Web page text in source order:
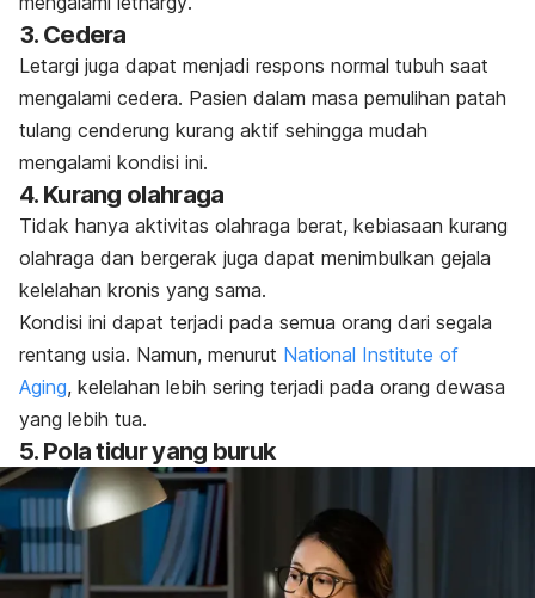
3. Cedera
Letargi juga dapat menjadi respons normal tubuh saat
mengalami cedera. Pasien dalam masa pemulihan patah
tulang cenderung kurang aktif sehingga mudah
mengalami kondisi ini.
4. Kurang olahraga
Tidak hanya aktivitas olahraga berat, kebiasaan kurang
olahraga dan bergerak juga dapat menimbulkan gejala
kelelahan kronis yang sama.
Kondisi ini dapat terjadi pada semua orang dari segala
rentang usia. Namun, menurut National Institute of
Aging, kelelahan lebih sering terjadi pada orang dewasa
yang lebih tua.
5. Pola tidur yang buruk